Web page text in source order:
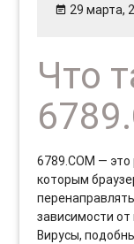
29 марта,
Что
6789.COM —
которым
зависимости от
Вирусы,